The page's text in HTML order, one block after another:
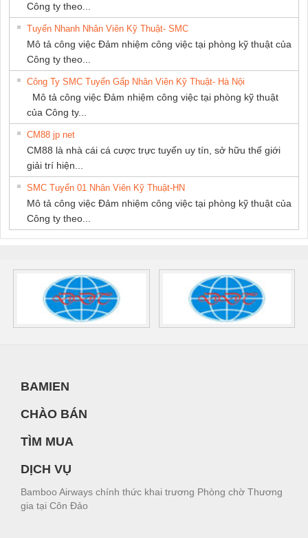
Công ty theo...
Tuyển Nhanh Nhân Viên Kỹ Thuật- SMC
Mô tả công việc Đảm nhiệm công việc tại phòng kỹ thuật của
Công ty theo...
Công Ty SMC Tuyển Gấp Nhân Viên Kỹ Thuật- Hà Nội
Mô tả công việc Đảm nhiệm công việc tại phòng kỹ thuật
của Công ty...
CM88 jp net
CM88 là nhà cái cá cược trực tuyến uy tín, sở hữu thế giới
giải trí hiện...
SMC Tuyển 01 Nhân Viên Kỹ Thuật-HN
Mô tả công việc Đảm nhiệm công việc tại phòng kỹ thuật của
Công ty theo...
BAMIEN
CHÀO BÁN
TÌM MUA
DỊCH VỤ
Bamboo Airways chính thức khai trương Phòng chờ Thương
gia tại Côn Đảo